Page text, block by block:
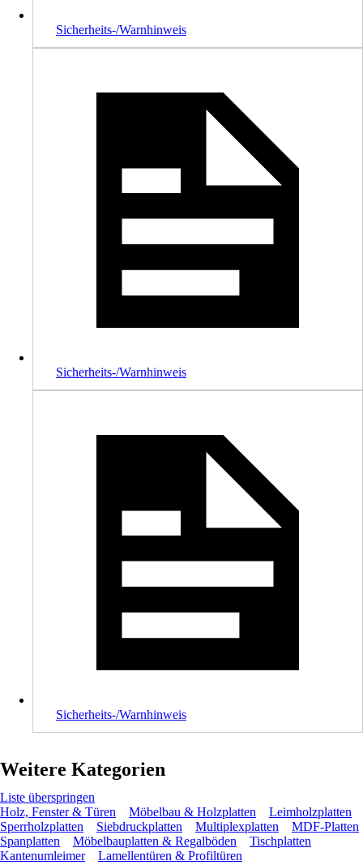
Sicherheits-/Warnhinweis
Sicherheits-/Warnhinweis
Sicherheits-/Warnhinweis
Weitere Kategorien
Liste überspringen
Holz, Fenster & Türen
Möbelbau & Holzplatten
Leimholzplatten
Sperrholzplatten
Siebdruckplatten Multiplexplatten
MDF-Platten
Spanplatten
Möbelbauplatten & Regalböden
Tischplatten
Kantenumleimer
Lamellentüren & Profiltüren